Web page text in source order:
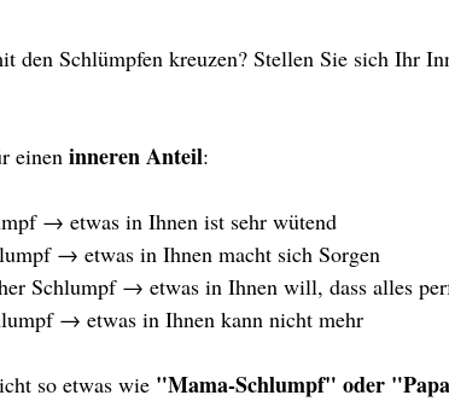
den Schlümpfen kreuzen? Stellen Sie sich Ihr
einen inneren Anteil:
→ etwas in Ihnen ist sehr wütend
→ etwas in Ihnen macht sich Sorgen
Schlumpf → etwas in Ihnen will, dass alles
→ etwas in Ihnen kann nicht mehr
so etwas wie "Mama-Schlumpf" oder